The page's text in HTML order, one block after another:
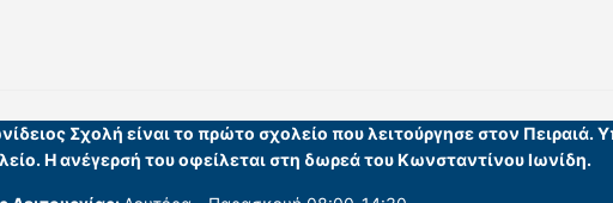
Σχολή είναι το πρώτο σχολείο που λειτούργησε στον
Η ανέγερσή του οφείλεται στη δωρεά του Κωνσταντίνου Ιωνίδη.